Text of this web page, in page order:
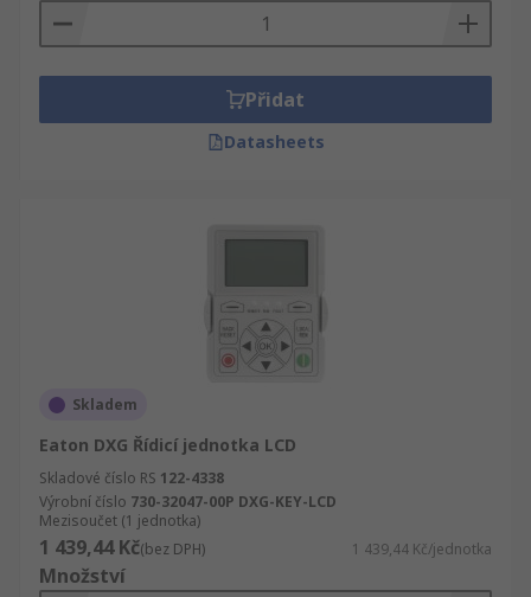
Přidat
Datasheets
Skladem
Eaton DXG Řídicí jednotka LCD
Skladové číslo RS 122-4338
Výrobní číslo 730-32047-00P DXG-KEY-LCD
Mezisoučet (1 jednotka)
1 439,44 Kč(bez DPH) 1 439,44 Kč/jednotka
Množství